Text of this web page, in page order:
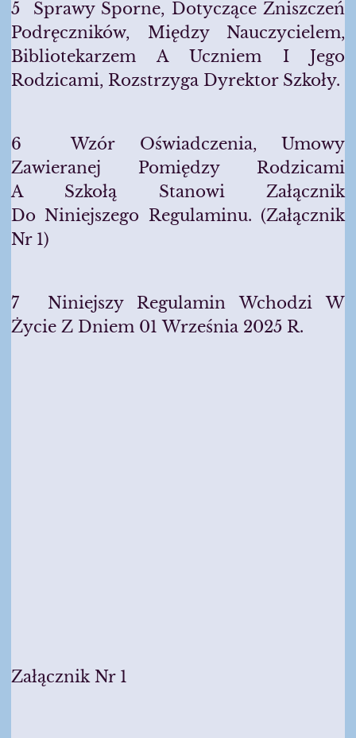
5 Sprawy Sporne, Dotyczące Zniszczeń
Podręczników, Między Nauczycielem,
Bibliotekarzem A Uczniem I Jego
Rodzicami, Rozstrzyga Dyrektor Szkoły.
6 Wzór Oświadczenia, Umowy
Zawieranej Pomiędzy Rodzicami
A Szkołą Stanowi Załącznik
Do Niniejszego Regulaminu. (załącznik
Nr 1)
7 Niniejszy Regulamin Wchodzi W
Życie Z Dniem 01 Września 2025 R.
Załącznik Nr 1